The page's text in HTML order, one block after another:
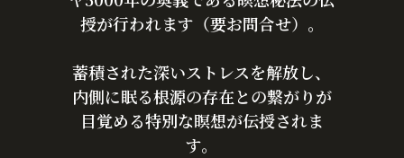
授が行われます（要お問合せ）。
蓄積された深いストレスを解放し、
内側に眠る根源の存在との繋がりが
目覚める特別な瞑想が伝授されま
す。